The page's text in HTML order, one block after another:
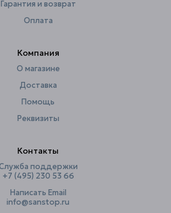
Гарантия и возврат
Оплата
Компания
О магазине
Доставка
Помощь
Реквизиты
Контакты
поддержки
+7 (495) 230 53 66
Написать Email
info@sanstop.ru